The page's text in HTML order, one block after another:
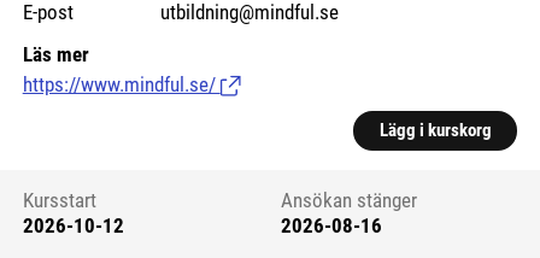
E-post utbildning@mindful.se
Läs mer
https://www.mindful.se/ (Länk till extern sida.)
Lägg i kurskorg
Kursstart 6112826
Kursstart
2026-10-12
Ansökan stänger
2026-08-16